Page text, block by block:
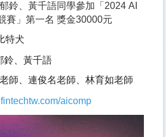
鈴、黃千語同學參加「2024 AI
賽」第一名 獎金30000元
特犬
鈴、黃千語
師、連俊名老師、林育如老師
aicomp